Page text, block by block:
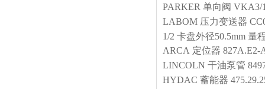
PARKER 单向阀 VKA3/
LABOM 压力变送器
1/2 卡盘外径50.5mm 量
ARCA 定位器 827A.E2-
LINCOLN 干油泵管
HYDAC 蓄能器